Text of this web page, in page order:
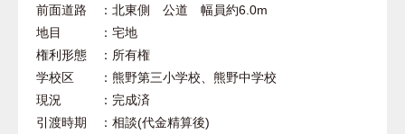
前面道路 ：北東側 公道 幅員約6.0m
地目 ：宅地
権利形態 ：所有権
学校区 ：熊野第三小学校、熊野中学校
現況 ：完成済
引渡時期 ：相談(代金精算後)